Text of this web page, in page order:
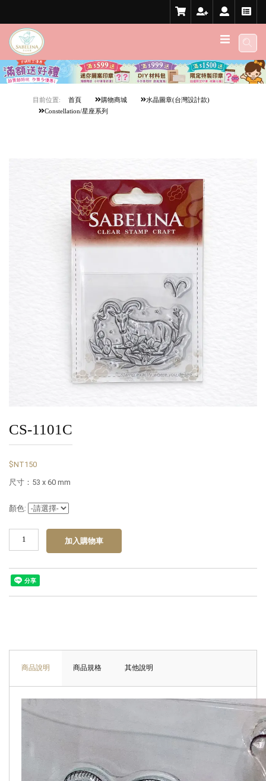
目前位置: 首頁 購物商城
水晶圖章(台灣設計款)
Constellation/星座系列
CS-1101C
$NT150
尺寸：53 x 60 mm
顏色:
商品說明 商品規格 其他說明